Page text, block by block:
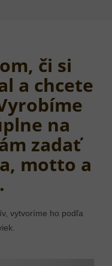
či si
a chcete
na
zadať
motto a
vytvoríme ho podľa